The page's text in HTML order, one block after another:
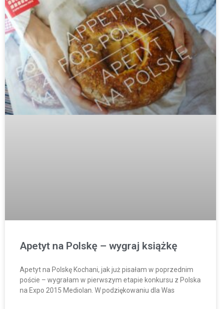
Apetyt na Polskę – wygraj książkę
Apetyt na Polskę Kochani, jak już pisałam w poprzednim
poście – wygrałam w pierwszym etapie konkursu z Polska
na Expo 2015 Mediolan. W podziękowaniu dla Was